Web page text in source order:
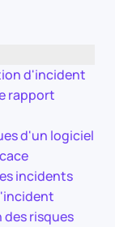
d'incident
rapport
d'un logiciel
incidents
risques